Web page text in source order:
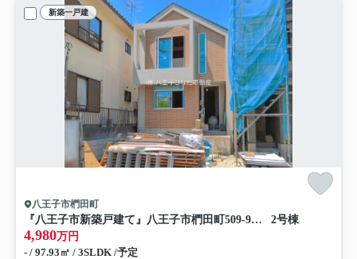
新築一戸建
八王子市椚田町
『八王子市新築戸建て』八王子市椚田町509-9【仲介手数料無料】 2号棟
4,980万円
- / 97.93㎡ / 3SLDK /予定